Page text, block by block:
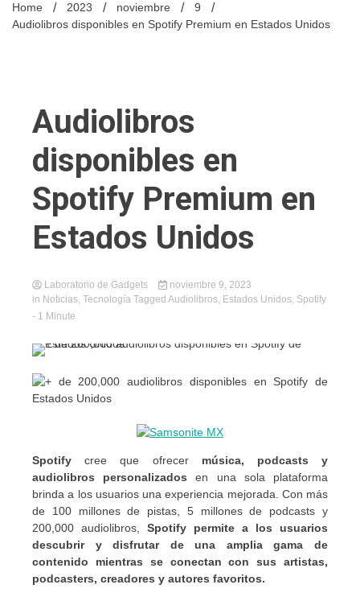
Home 2023 noviembre
9
Audiolibros disponibles en Spotify Premium en Estados Unidos
Audiolibros
disponibles en
Spotify Premium en
Estados Unidos
Laboratorio de Gadgets
noviembre 9, 2023
in Noticias, Tecnología Tagged Audiolibros, Estados Unidos, Spotify
- 1 Minute
Spotifycree que ofrecer música, podcasts y
audiolibros personalizadosen una sola plataforma
brinda a los usuarios una experiencia mejorada. Con más
de 100 millones de pistas, 5 millones de podcasts y
200,000 audiolibros, Spotify permite a los usuarios
descubrir y disfrutar de una amplia gama de
contenido mientras se conectan con sus artistas,
podcasters, creadores y autores favoritos.